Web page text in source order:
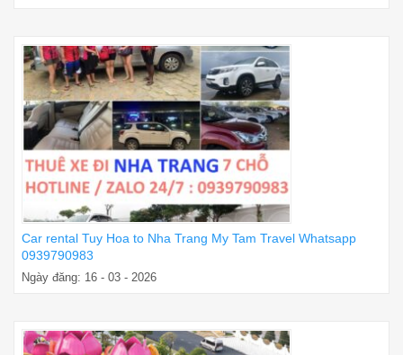
Car rental Tuy Hoa to Nha Trang My Tam Travel Whatsapp
0939790983
Ngày đăng: 16 - 03 - 2026